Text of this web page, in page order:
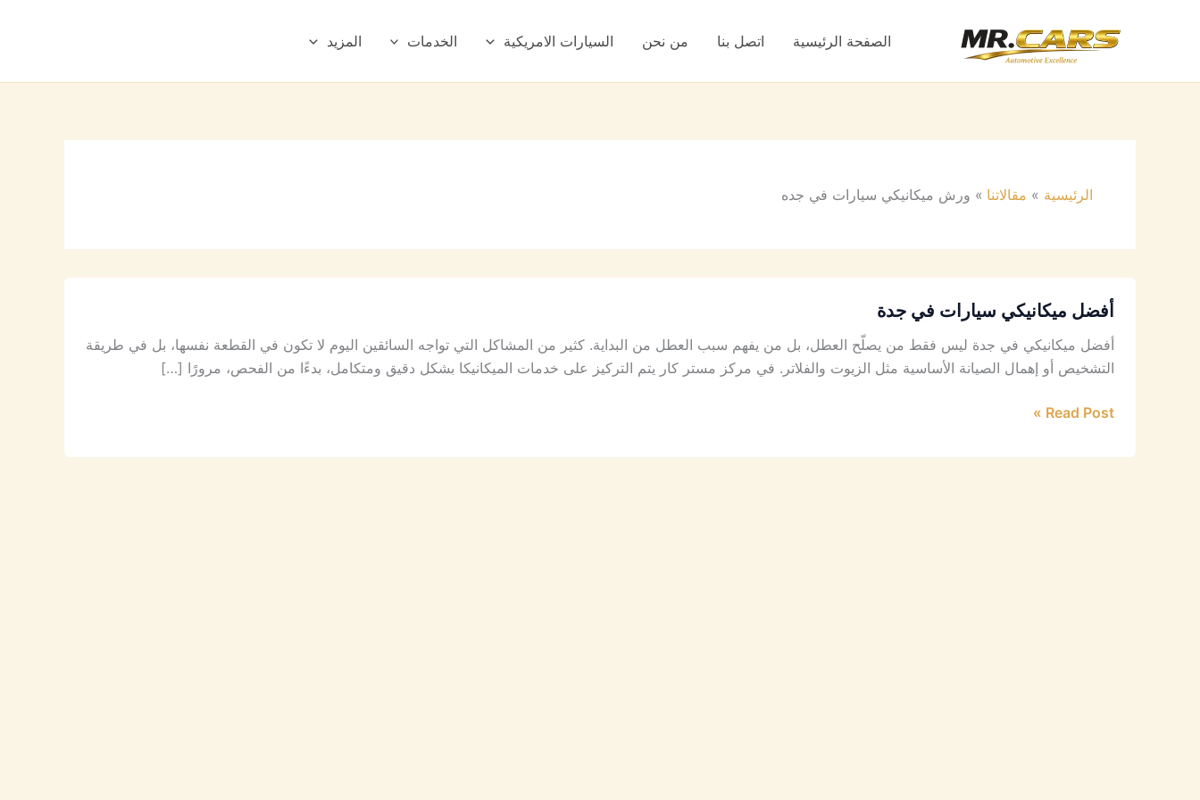
الصفحة الرئيسية اتصل بنا من نحن السيارات الامريكية الخدمات المزيد
الرئيسية مقالاتنا ورش ميكانيكي سيارات في جده
أفضل ميكانيكي سيارات في جدة
أفضل ميكانيكي في جدة ليس فقط من يصلّح العطل، بل من يفهم سبب العطل من البداية. كثير من المشاكل التي تواجه السائقين اليوم لا تكون في القطعة نفسها، بل في طريقة
التشخيص أو إهمال الصيانة الأساسية مثل الزيوت والفلاتر. في مركز مستر كار يتم التركيز على خدمات الميكانيكا بشكل دقيق ومتكامل، بدءًا من الفحص، مرورًا […]
Read Post »